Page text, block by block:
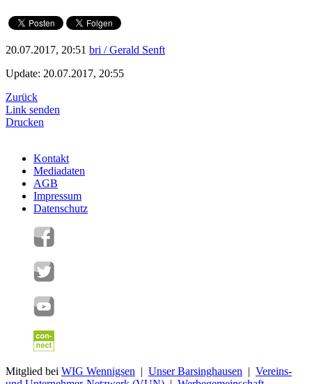
20.07.2017, 20:51 bri / Gerald Senft
Update: 20.07.2017, 20:55
Zurück
Link senden
Drucken
Kontakt
Mediadaten
AGB
Impressum
Datenschutz
Mitglied bei WIG Wennigsen | Unser Barsinghausen | Vereins-